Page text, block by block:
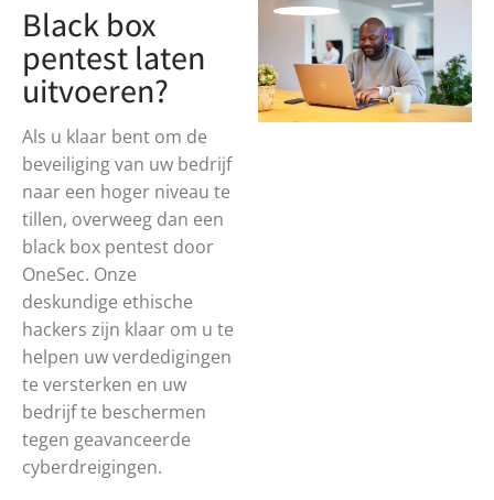
Black box
pentest laten
uitvoeren?
Als u klaar bent om de
beveiliging van uw bedrijf
naar een hoger niveau te
tillen, overweeg dan een
black box pentest door
OneSec. Onze
deskundige ethische
hackers zijn klaar om u te
helpen uw verdedigingen
te versterken en uw
bedrijf te beschermen
tegen geavanceerde
cyberdreigingen.